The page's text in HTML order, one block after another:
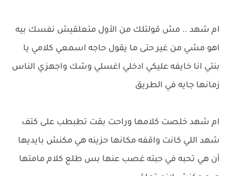
ام شهد .. مش قولتلك من الأول متعلقيش نفسك بيه
اهو مشي من غير حتى ما يقول حاجه اسمعي كلامي يا
بنتي انا خايفه عليكي ادخلي اغسلي وشك واجهزي الناس
زمانها جايه في الطريق
ام شهد خلصت كلامها وراحت بقت تطبطب على كتف
شهد اللي كانت واقفه مكانها حزينه هي مكنش بايديها
أن هي تحبه في حبته غصب عنها بس طلع كلام مامتها